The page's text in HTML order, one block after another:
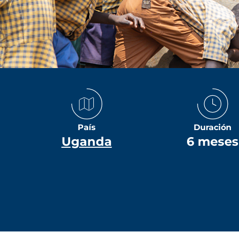
País
Uganda
Duración
6 meses